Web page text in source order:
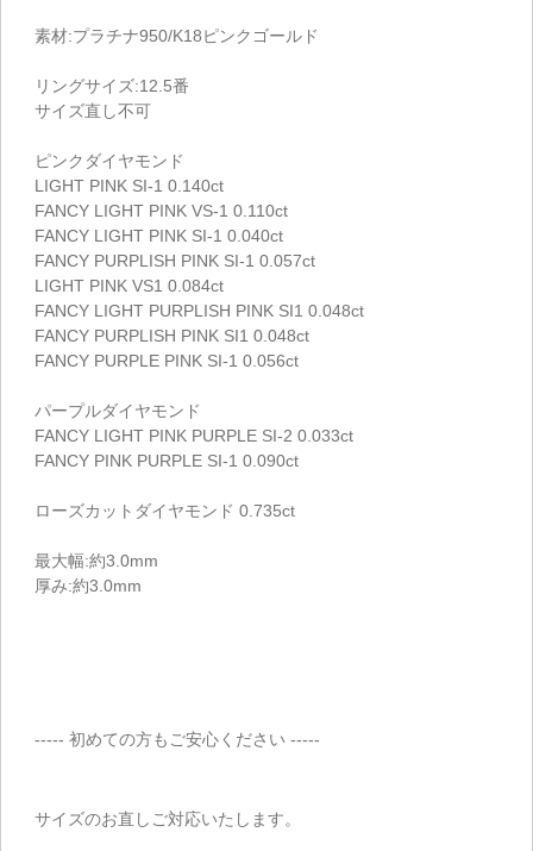
素材:プラチナ950/K18ピンクゴールド
リングサイズ:12.5番
サイズ直し不可
ピンクダイヤモンド
LIGHT PINK SI-1 0.140ct
FANCY LIGHT PINK VS-1 0.110ct
FANCY LIGHT PINK SI-1 0.040ct
FANCY PURPLISH PINK SI-1 0.057ct
LIGHT PINK VS1 0.084ct
FANCY LIGHT PURPLISH PINK SI1 0.048ct
FANCY PURPLISH PINK SI1 0.048ct
FANCY PURPLE PINK SI-1 0.056ct
パープルダイヤモンド
FANCY LIGHT PINK PURPLE SI-2 0.033ct
FANCY PINK PURPLE SI-1 0.090ct
ローズカットダイヤモンド 0.735ct
最大幅:約3.0mm
厚み:約3.0mm
----- 初めての方もご安心ください -----
サイズのお直しご対応いたします。